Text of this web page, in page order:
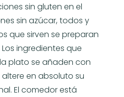
sin gluten en el
sin azúcar, todos y
que sirven se preparan
ingredientes que
plato se añaden con
en absoluto su
El comedor está